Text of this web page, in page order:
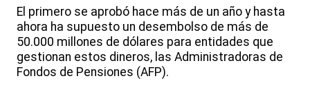
El primero se aprobó hace más de un año y hasta
ahora ha supuesto un desembolso de más de
50.000 millones de dólares para entidades que
gestionan estos dineros, las Administradoras de
Fondos de Pensiones (AFP).